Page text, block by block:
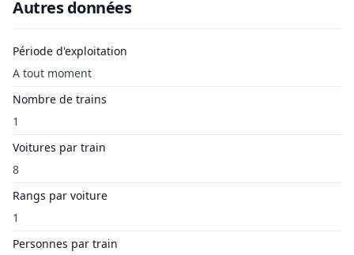
Autres données
Période d'exploitation
A tout moment
Nombre de trains
1
Voitures par train
8
Rangs par voiture
1
Personnes par train